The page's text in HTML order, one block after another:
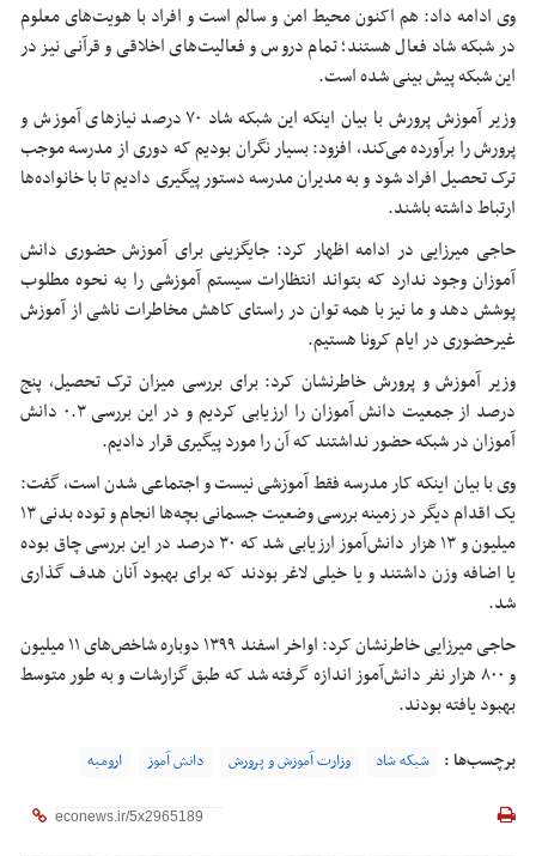
وی ادامه داد: هم اکنون محیط امن و سالم است و افراد با هویت‌های معلوم
در شبکهشاد فعال هستند؛ تمام دروس و فعالیت‌های اخلاقی و قرآنی نیز در
این شبکه پیش بینی شده است.
وزیر آموزش پرورش با بیان اینکه این شبکه شاد
۷۰ درصد نیازهای آموزش و
پرورش را برآورده می‌کند، افزود: بسیار نگران بودیم که دوری از مدرسه موجب
ترک تحصیل افراد شود و به مدیران مدرسه دستور پیگیری دادیم تا با خانواده‌ها
ارتباط داشته باشند.
حاجی میرزایی در ادامه اظهار کرد: جایگزینی برای آموزش حضوری دانش
آموزان وجود ندارد که بتواند انتظارات سیستم آموزشی را به نحوه مطلوب
پوشش دهد و ما نیز با همه توان در راستای کاهش مخاطراتناشی ازآموزش
غیرحضوری در ایامکروناهستیم.
وزیر آموزش و پرورش خاطرنشان کرد: برای بررسی میزان ترک تحصیل، پنج
درصد از جمعیت دانش آموزان را ارزیابی کردیم و در این بررسی ۰.۳ دانش
آموزان در شبکه حضور نداشتند که آن را مورد پیگیری قرار دادیم.
وی با بیان اینکه کار مدرسه فقط آموزشی نیست و اجتماعی شدن است، گفت:
یک اقدام دیگر در زمینه بررسی وضعیت جسمانی بچه‌ها انجام و توده بدنی ۱۳
میلیون و ۱۳ هزار دانش‌آموز ارزیابی شد که ۳۰ درصد در این بررسی چاق بوده
یا اضافه وزن داشتند و یا خیلی لاغر بودند که برای بهبود آنان هدف گذاری
شد.
حاجی میرزایی خاطرنشان کرد: اواخر اسفند۱۳۹۹
دوباره شاخص‌های ۱۱ میلیون
و ۸۰۰ هزار نفر دانش‌آموز اندازه گرفته شد که طبق گزارشات و به طور متوسط
بهبود یافته بودند.
برچسب‌ها : شبکه شاد وزارت آموزش و پرورش دانش آموز ارومیه